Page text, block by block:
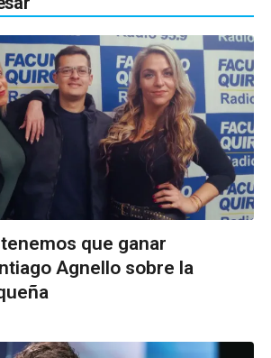
que ganar
Agnello sobre la